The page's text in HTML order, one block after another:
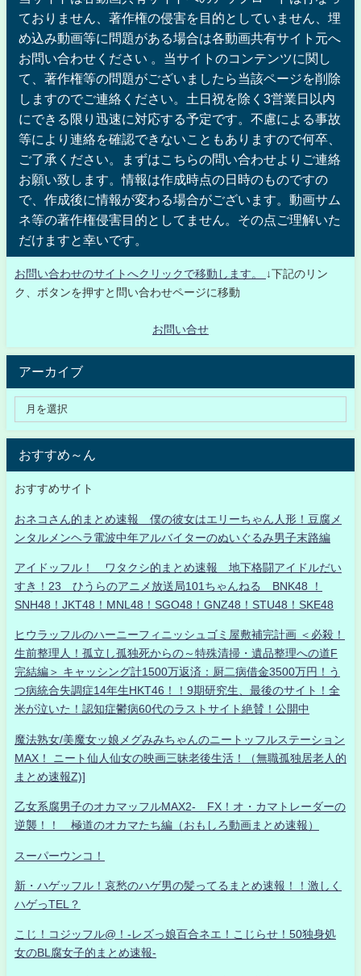
ておりません、著作権の侵害を目的としていません、埋
め込み動画等に問題がある場合は各動画共有サイト元へ
お問い合わせください 。当サイトのコンテンツに関し
て、著作権等の問題がございましたら当該ページを削除
しますのでご連絡ください。土日祝を除く3営業日以内
にできる限り迅速に対応する予定です。不慮による事故
等により連絡を確認できないこともありますので何卒、
ご了承ください。まずはこちらの問い合わせよりご連絡
お願い致します。情報は作成時点の日時のものですの
で、作成後に情報が変わる場合がございます。動画サム
ネ等の著作権侵害目的としてません。その点ご理解いた
だけますと幸いです。
お問い合わせのサイトへクリックで移動します。
↓下記のリン
ク、ボタンを押すと問い合わせページに移動
お問い合せ
アーカイブ
おすすめ～ん
おすすめサイト
おネコさん的まとめ速報 僕の彼女はエリーちゃん人形！豆腐メ
ンタルメンヘラ電波中年アルバイターのぬいぐるみ男子末路編
アイドッフル！ ワタクシ的まとめ速報 地下格闘アイドルだい
すき！23 ひうらのアニメ放送局101ちゃんねる BNK48 ！
SNH48！JKT48！MNL48！SGO48！GNZ48！STU48！SKE48
ヒウラッフルのハーニーフィニッシュゴミ屋敷補完計画 ＜必殺！
生前整理人！孤立し孤独死からの～特殊清掃・遺品整理への道F
完結編＞ キャッシング計1500万返済：厨二病借金3500万円！う
つ病統合失調症14年生HKT46！！9期研究生、最後のサイト！全
米が泣いた！認知症鬱病60代のラストサイト絶賛！公開中
魔法熟女/美魔女ッ娘メグみみちゃんのニートッフルステーション
MAX！ ニート仙人仙女の映画三昧老後生活！（無職孤独居老人的
まとめ速報Z)]
乙女系腐男子のオカマッフルMAX2- FX！オ・カマトレーダーの
逆襲！！ 極道のオカマたち編（おもしろ動画まとめ速報）
スーパーウンコ！
新・ハゲッフル！哀愁のハゲ男の髪ってるまとめ速報！！激しく
ハゲっTEL？
こじ！コジッフル@！-レズっ娘百合ネエ！こじらせ！50独身処
女のBL腐女子的まとめ速報-